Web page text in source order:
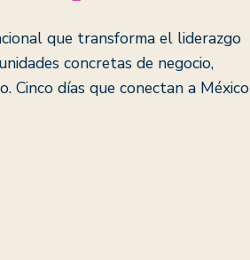
que transforma el liderazgo
concretas de negocio,
Cinco días que conectan a México